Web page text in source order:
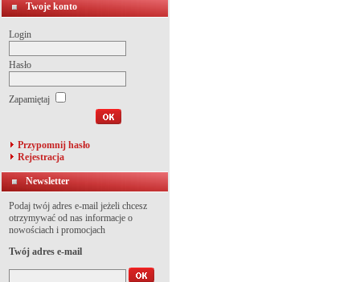
Twoje konto
Login
Hasło
Zapamiętaj
Przypomnij hasło
Rejestracja
Newsletter
Podaj twój adres e-mail jeżeli chcesz
otrzymywać od nas informacje o
nowościach i promocjach
Twój adres e-mail